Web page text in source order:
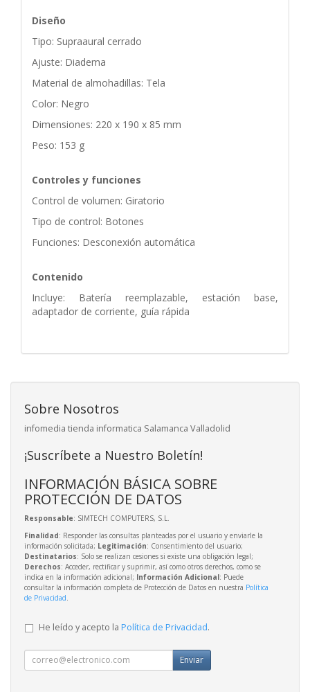
Diseño
Tipo: Supraaural cerrado
Ajuste: Diadema
Material de almohadillas: Tela
Color: Negro
Dimensiones: 220 x 190 x 85 mm
Peso: 153 g
Controles y funciones
Control de volumen: Giratorio
Tipo de control: Botones
Funciones: Desconexión automática
Contenido
Incluye: Batería reemplazable, estación base,
adaptador de corriente, guía rápida
Sobre Nosotros
infomedia tienda informatica Salamanca Valladolid
¡Suscríbete a Nuestro Boletín!
INFORMACIÓN BÁSICA SOBRE
PROTECCIÓN DE DATOS
Responsable: SIMTECH COMPUTERS, S.L.
Finalidad: Responder las consultas planteadas por el usuario y enviarle la
información solicitada; Legitimación: Consentimiento del usuario;
Destinatarios: Solo se realizan cesiones si existe una obligación legal;
Derechos: Acceder, rectificar y suprimir, así como otros derechos, como se
indica en la información adicional; Información Adicional: Puede
consultar la información completa de Protección de Datos en nuestra Política
de Privacidad
He leído y acepto la Política de Privacidad.
Enviar